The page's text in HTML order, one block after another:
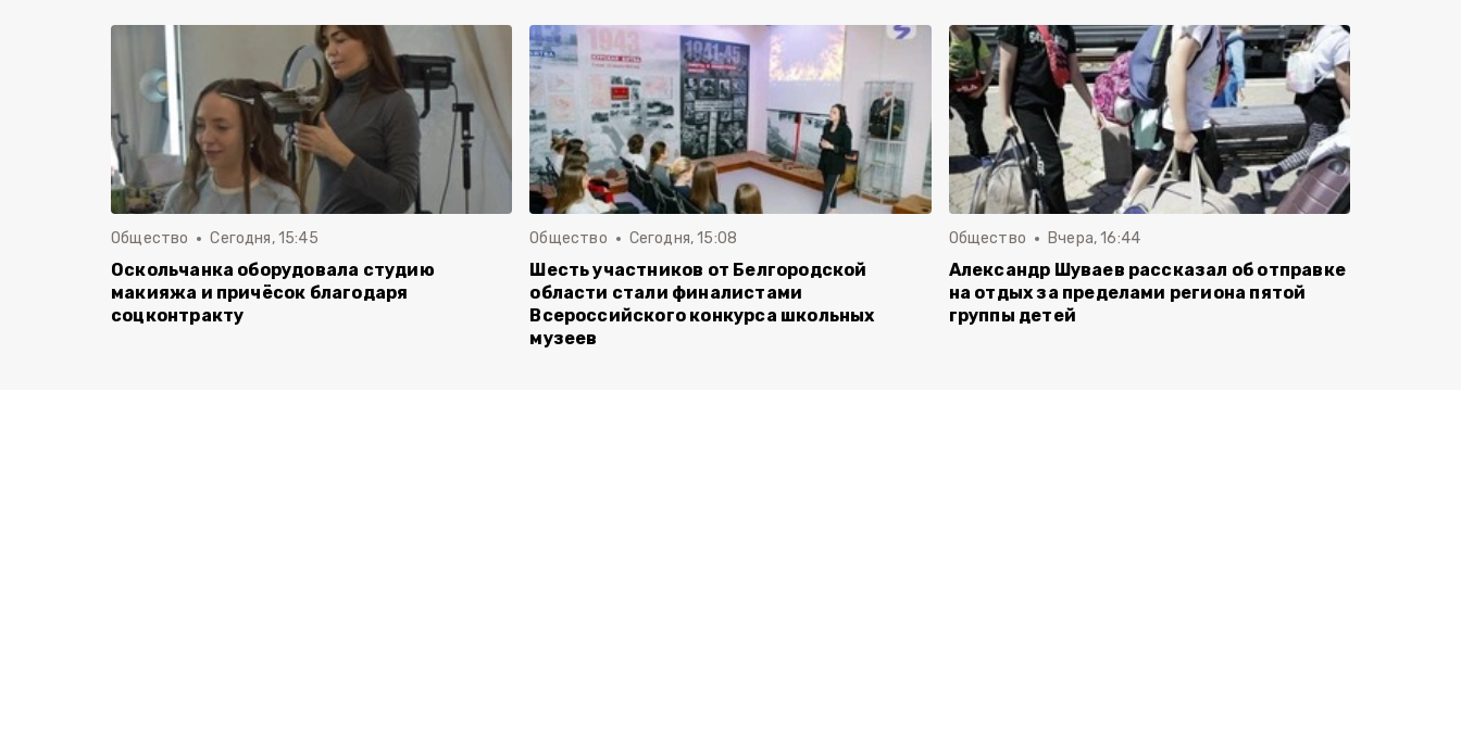
Общество Сегодня, 15:45
Оскольчанка оборудовала студию
макияжа и причёсок благодаря
соцконтракту
Общество Сегодня, 15:08
Шесть участников от Белгородской
области стали финалистами
Всероссийского конкурса школьных
музеев
Общество Вчера, 16:44
Александр Шуваев рассказал об отправке
на отдых за пределами региона пятой
группы детей